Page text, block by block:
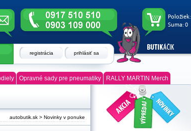
Položiek:
Suma: 0
prihlásiť sa
registrácia
Opravné sady pre pneumatiky RALLY MARTIN Merch
autobutik.sk > Novinky v ponuke